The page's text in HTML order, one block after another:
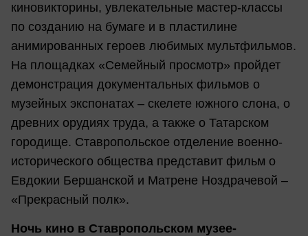
киновикторины, увлекательные мастер-классы
по созданию на бумаге и в пластилине
анимированных героев любимых мультфильмов.
На площадках «Семейный просмотр» пройдет
демонстрация документальных фильмов о
музейных экспонатах – скелете южного слона, о
древних орудиях труда, а также о Татарском
городище. Ставропольское отделение военно-
исторического общества представит фильм о
Евдокии Бершанской и Матрене Ноздрачевой –
«Прекрасный полк».
Ночь кино в Ставропольском музее-